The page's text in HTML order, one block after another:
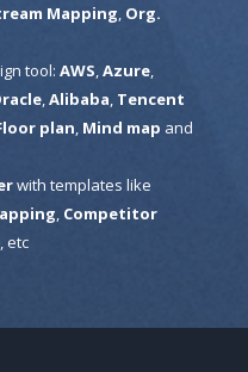
Mapping Org.
tool: AWS Azure,
, Alibaba Tencent
plan Mind map and
with templates like
Competitor
, etc